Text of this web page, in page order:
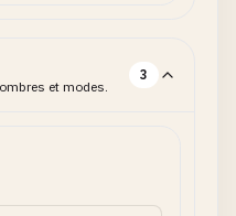
et modes.
3